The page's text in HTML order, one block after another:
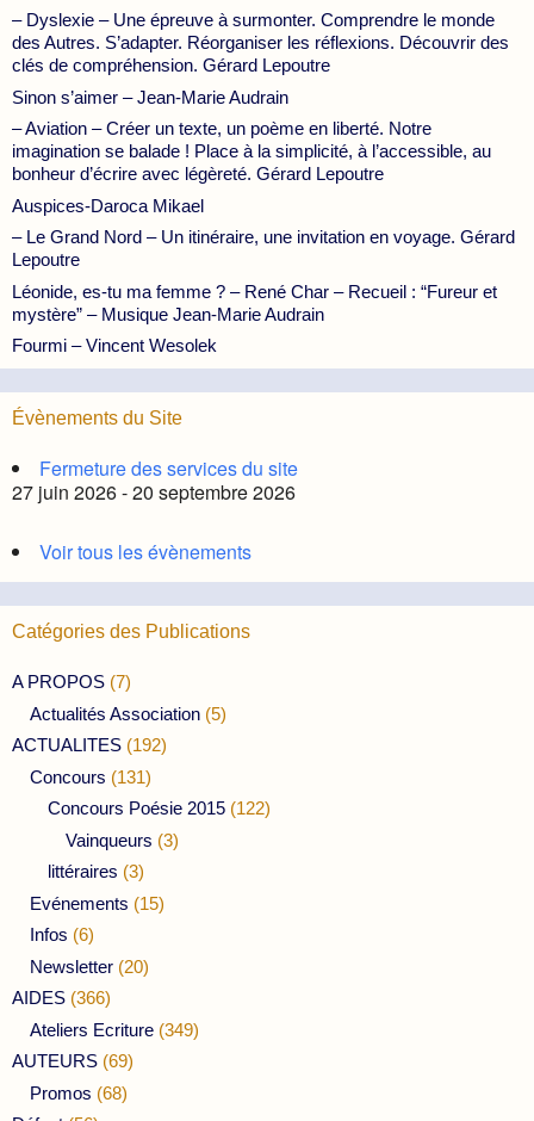
– Dyslexie – Une épreuve à surmonter. Comprendre le monde
des Autres. S’adapter. Réorganiser les réflexions. Découvrir des
clés de compréhension. Gérard Lepoutre
Sinon s’aimer – Jean-Marie Audrain
– Aviation – Créer un texte, un poème en liberté. Notre
imagination se balade ! Place à la simplicité, à l’accessible, au
bonheur d’écrire avec légèreté. Gérard Lepoutre
Auspices-Daroca Mikael
– Le Grand Nord – Un itinéraire, une invitation en voyage. Gérard
Lepoutre
Léonide, es-tu ma femme ? – René Char – Recueil : “Fureur et
mystère” – Musique Jean-Marie Audrain
Fourmi – Vincent Wesolek
Évènements du Site
Fermeture des services du site
27 juin 2026 - 20 septembre 2026
Voir tous les évènements
Catégories des Publications
A PROPOS (7)
Actualités Association (5)
ACTUALITES (192)
Concours (131)
Concours Poésie 2015 (122)
Vainqueurs (3)
littéraires (3)
Evénements (15)
Infos (6)
Newsletter (20)
AIDES (366)
Ateliers Ecriture (349)
AUTEURS (69)
Promos (68)